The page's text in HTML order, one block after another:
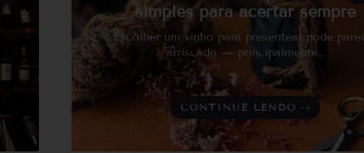
simples para acertar sempre
Escolher um vinho para presentear pode parecer
arriscado — principalmente…
CONTINUE LENDO